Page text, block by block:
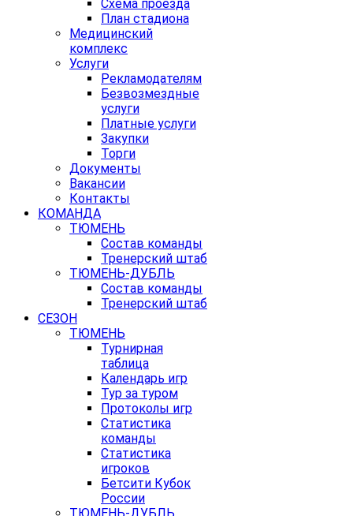
Схема проезда
План стадиона
Медицинский
комплекс
Услуги
Рекламодателям
Безвозмездные
услуги
Платные услуги
Закупки
Торги
Документы
Вакансии
Контакты
КОМАНДА
ТЮМЕНЬ
Состав команды
Тренерский штаб
ТЮМЕНЬ-ДУБЛЬ
Состав команды
Тренерский штаб
СЕЗОН
ТЮМЕНЬ
Турнирная
таблица
Календарь игр
Тур за туром
Протоколы игр
Статистика
команды
Статистика
игроков
Бетсити Кубок
России